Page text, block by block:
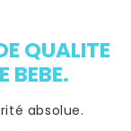
QUALITE
BEBE.
absolue.